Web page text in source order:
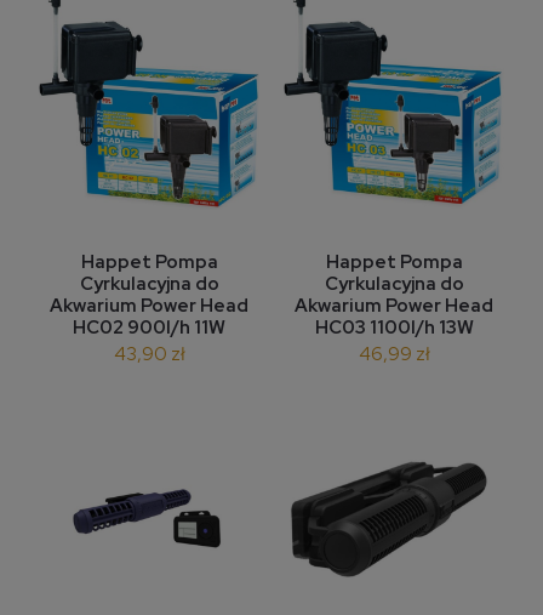
Happet Pompa
Cyrkulacyjna do
Akwarium Power Head
HC02 900l/h 11W
43,90 zł
Happet Pompa
Cyrkulacyjna do
Akwarium Power Head
HC03 1100l/h 13W
46,99 zł